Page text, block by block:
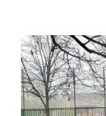
SERVEIS
INFANTS
View
Larger
Image